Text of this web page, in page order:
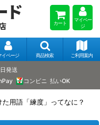
ド カート
マイペー
ジ
イページ 商品検索 ご利用案内
発送
コンビニ 払いOK
用語「練度」ってなに？